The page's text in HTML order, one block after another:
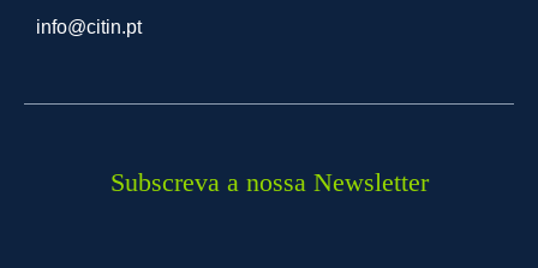
info@citin.pt
Subscreva a nossa Newsletter